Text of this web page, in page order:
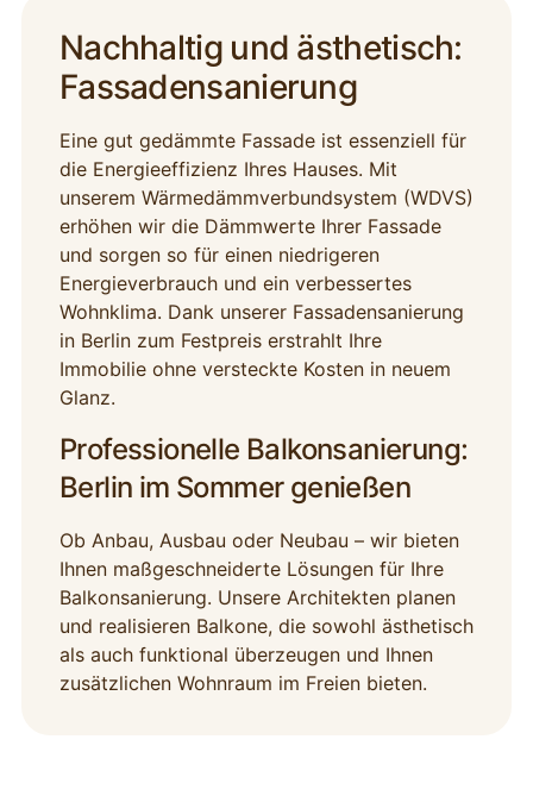
Nachhaltig und ästhetisch:
Fassadensanierung
Eine gut gedämmte Fassade ist essenziell für
die Energieeffizienz Ihres Hauses. Mit
unserem Wärmedämmverbundsystem (WDVS)
erhöhen wir die Dämmwerte Ihrer Fassade
und sorgen so für einen niedrigeren
Energieverbrauch und ein verbessertes
Wohnklima. Dank unserer Fassadensanierung
in Berlin zum Festpreis erstrahlt Ihre
Immobilie ohne versteckte Kosten in neuem
Glanz.
Professionelle Balkonsanierung:
Berlin im Sommer genießen
Ob Anbau, Ausbau oder Neubau – wir bieten
Ihnen maßgeschneiderte Lösungen für Ihre
Balkonsanierung. Unsere Architekten planen
und realisieren Balkone, die sowohl ästhetisch
als auch funktional überzeugen und Ihnen
zusätzlichen Wohnraum im Freien bieten.